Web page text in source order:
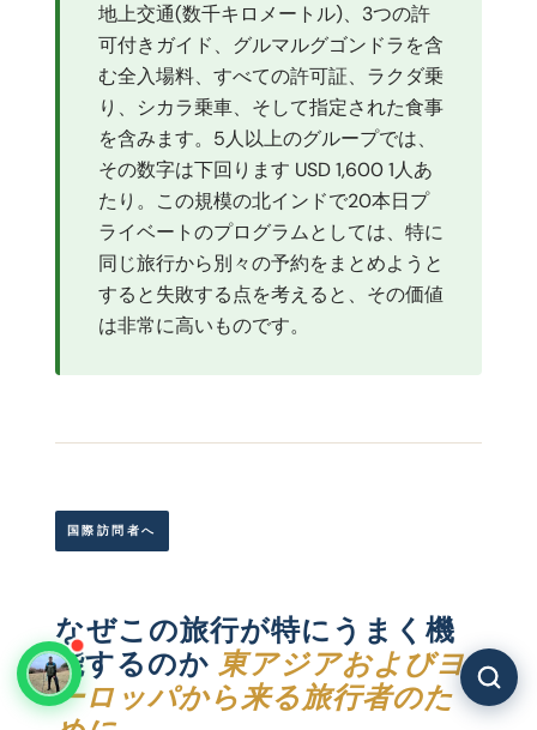
地上交通(数千キロメートル)、3つの許
可付きガイド、グルマルグゴンドラを含
む全入場料、すべての許可証、ラクダ乗
り、シカラ乗車、そして指定された食事
を含みます。5人以上のグループでは、
その数字は下回ります USD 1,600 1人あ
たり。この規模の北インドで20本日プ
ライベートのプログラムとしては、特に
同じ旅行から別々の予約をまとめようと
すると失敗する点を考えると、その価値
は非常に高いものです。
国際訪問者へ
なぜこの旅行が特にうまく機
能するのか 東アジアおよびヨ
ーロッパから来る旅行者のた